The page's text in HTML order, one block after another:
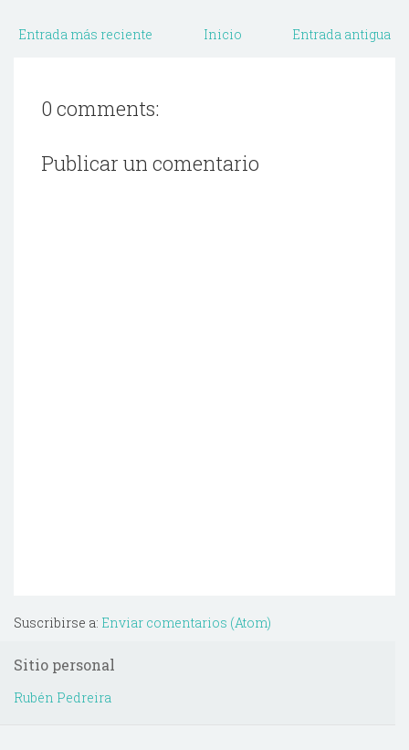
Entrada más reciente Entrada antigua
Inicio
0 comments:
Publicar un comentario
Suscribirse a: Enviar comentarios (Atom)
Sitio personal
Rubén Pedreira